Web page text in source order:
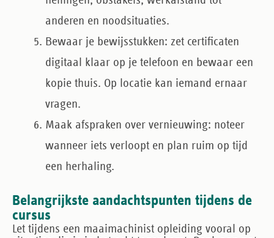
anderen en noodsituaties.
Bewaar je bewijsstukken: zet certificaten
digitaal klaar op je telefoon en bewaar een
kopie thuis. Op locatie kan iemand ernaar
vragen.
Maak afspraken over vernieuwing: noteer
wanneer iets verloopt en plan ruim op tijd
een herhaling.
Belangrijkste aandachtspunten tijdens de
cursus
Let tijdens een maaimachinist opleiding vooral op